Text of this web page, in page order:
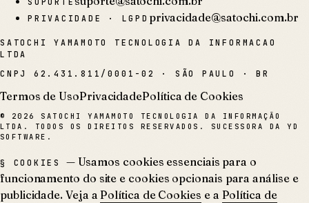
PRIVACIDADE · LGPD privacidade@satochi.com.br
SATOCHI YAMAMOTO TECNOLOGIA DA INFORMACAO
LTDA
CNPJ 62.431.811/0001-02 · SÃO PAULO · BR
Termos de UsoPrivacidadePolítica de Cookies
© 2026
SATOCHI YAMAMOTO TECNOLOGIA DA INFORMAÇÃO
LTDA. TODOS OS DIREITOS RESERVADOS. SUCESSORA DA YD
SOFTWARE.
§ COOKIES
— Usamos cookies essenciais para o
funcionamento do site e cookies opcionais para análise e
publicidade. Veja a Política de Cookies e a Política de